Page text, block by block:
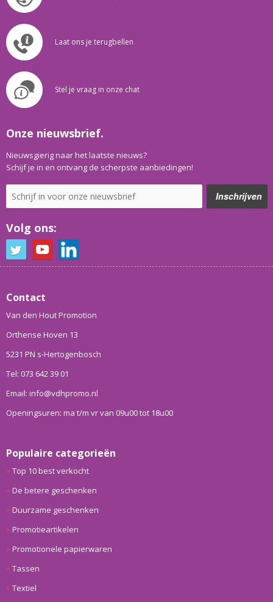
Laat ons je terugbellen
Stel je vraag in onze chat
Onze nieuwsbrief.
Nieuwsgierig naar het laatste nieuws?
Schijf je in en ontvang de scherpste aanbiedingen!
Volg ons:
Contact
Van den Hout Promotion
Orthense Hoven 13
5231 PN s-Hertogenbosch
Tel: 073 642 39 01
Email: info@vdhpromo.nl
Openingsuren: ma t/m vr van 09u00 tot 18u00
Populaire categorieën
Top 10 best verkocht
De betere geschenken
Duurzame geschenken
Promotieartikelen
Promotionele papierwaren
Tassen
Textiel